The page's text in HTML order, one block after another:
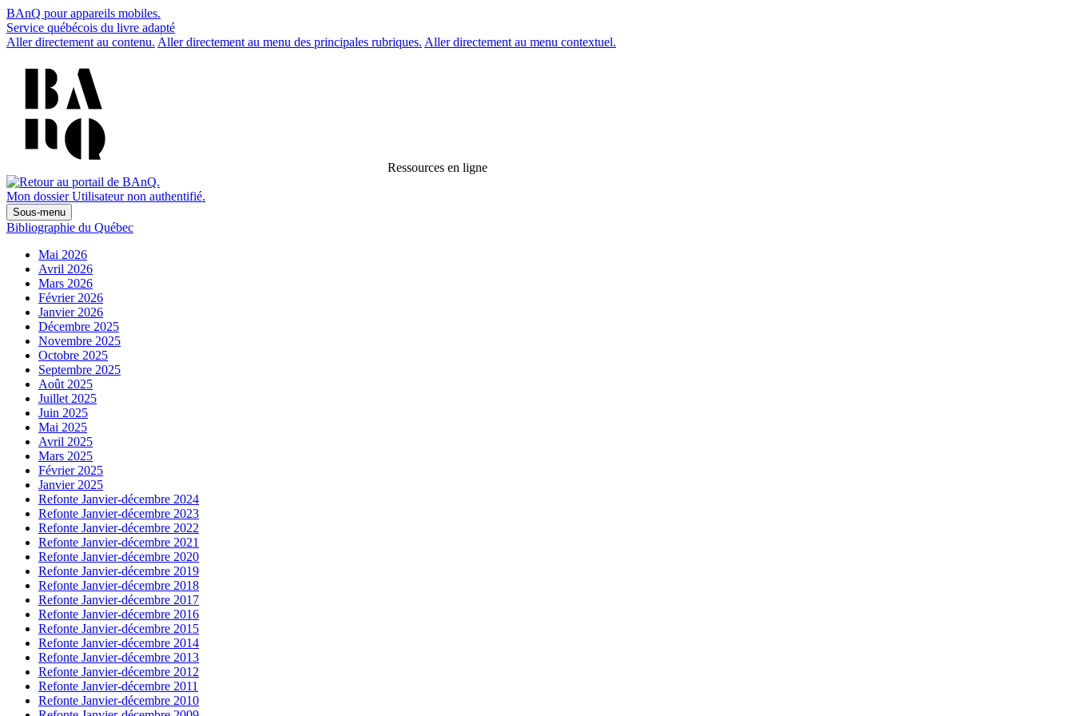
BAnQ pour appareils mobiles.
Service québécois du livre adapté
Aller directement au contenu. Aller directement au menu des principales rubriques. Aller directement au menu contextuel.
Ressources en ligne
Mon dossier Utilisateur non authentifié.
Sous-menu
Bibliographie du Québec
Mai 2026
Avril 2026
Mars 2026
Février 2026
Janvier 2026
Décembre 2025
Novembre 2025
Octobre 2025
Septembre 2025
Août 2025
Juillet 2025
Juin 2025
Mai 2025
Avril 2025
Mars 2025
Février 2025
Janvier 2025
Refonte Janvier-décembre 2024
Refonte Janvier-décembre 2023
Refonte Janvier-décembre 2022
Refonte Janvier-décembre 2021
Refonte Janvier-décembre 2020
Refonte Janvier-décembre 2019
Refonte Janvier-décembre 2018
Refonte Janvier-décembre 2017
Refonte Janvier-décembre 2016
Refonte Janvier-décembre 2015
Refonte Janvier-décembre 2014
Refonte Janvier-décembre 2013
Refonte Janvier-décembre 2012
Refonte Janvier-décembre 2011
Refonte Janvier-décembre 2010